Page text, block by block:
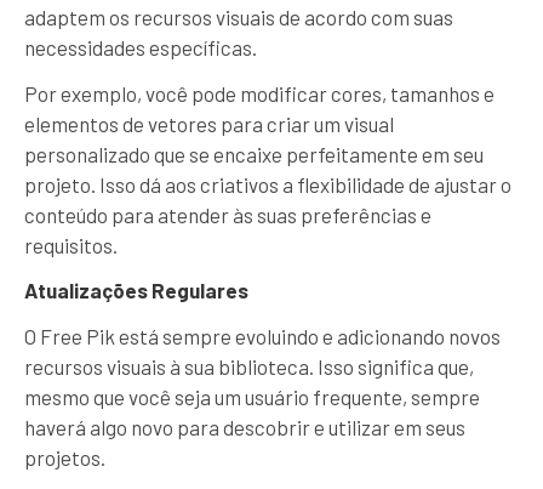
adaptem os recursos visuais de acordo com suas
necessidades específicas.
Por exemplo, você pode modificar cores, tamanhos e
elementos de vetores para criar um visual
personalizado que se encaixe perfeitamente em seu
projeto. Isso dá aos criativos a flexibilidade de ajustar o
conteúdo para atender às suas preferências e
requisitos.
Atualizações Regulares
O Free Pik está sempre evoluindo e adicionando novos
recursos visuais à sua biblioteca. Isso significa que,
mesmo que você seja um usuário frequente, sempre
haverá algo novo para descobrir e utilizar em seus
projetos.